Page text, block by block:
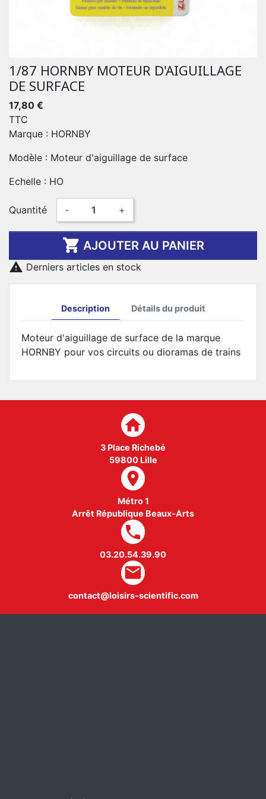
1/87 HORNBY MOTEUR D'AIGUILLAGE
DE SURFACE
17,80 €
TTC
Marque : HORNBY
Modèle : Moteur d'aiguillage de surface
Echelle : HO
Quantité - +
 AJOUTER AU PANIER
 Derniers articles en stock
Description Détails du produit
Moteur d'aiguillage de surface de la marque
HORNBY pour vos circuits ou dioramas de trains
home
3 Place Richebé
59800 Lille
room
Métro 1
Arrêt République Beaux-Arts
local_phone
03.20.54.39.90
mail
contact@loisirs-scientific.com